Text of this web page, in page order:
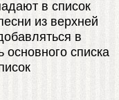
в список
из верхней
в
основного списка